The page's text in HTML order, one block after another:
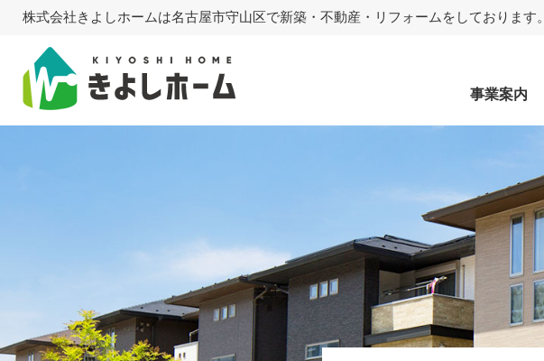
株式会社きよしホームは名古屋市守山区で新築・不動産・リフォームをしております。
事業案内